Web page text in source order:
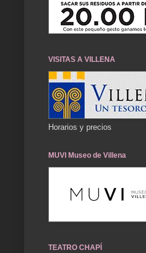
VISITAS A VILLENA
Horarios y precios
MUVI Museo de Villena
TEATRO CHAPÍ